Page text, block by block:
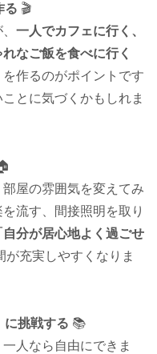
る 🎬
一人でカフェに行く、
なご飯を食べに行く
作るのがポイントです
とに気づくかもしれま
屋の雰囲気を変えてみ
流す、間接照明を取り
自分が居心地よく過ごせ
が充実しやすくなりま
に挑戦する 📚
人なら自由にできま